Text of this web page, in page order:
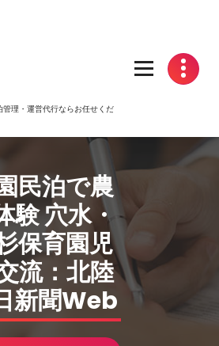
理・運営代行ならお任せくだ
民泊で農
験 穴水・
保育園児
流：北陸
新聞Web